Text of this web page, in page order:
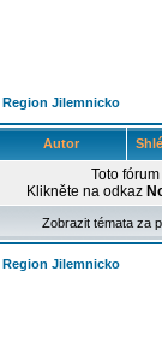
Region Jilemnicko
Autor
Toto
Klikněte na odkaz
Zobrazit témata za
Region Jilemnicko